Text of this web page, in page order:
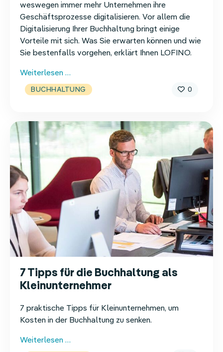
0
weswegen immer mehr Unternehmen ihre
Geschäftsprozesse digitalisieren. Vor allem die
Digitalisierung Ihrer Buchhaltung bringt einige
Vorteile mit sich. Was Sie erwarten können und wie
Sie bestenfalls vorgehen, erklärt Ihnen LOFINO.
Weiterlesen …
digitalisieren
–
gehen
BUCHHALTUNG
7 Tipps für die Buchhaltung als
Kleinunternehmer
7 praktische Tipps für Kleinunternehmen, um
Kosten in der Buchhaltung zu senken.
Weiterlesen …